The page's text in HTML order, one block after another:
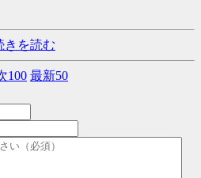
きを読む
100 最新50